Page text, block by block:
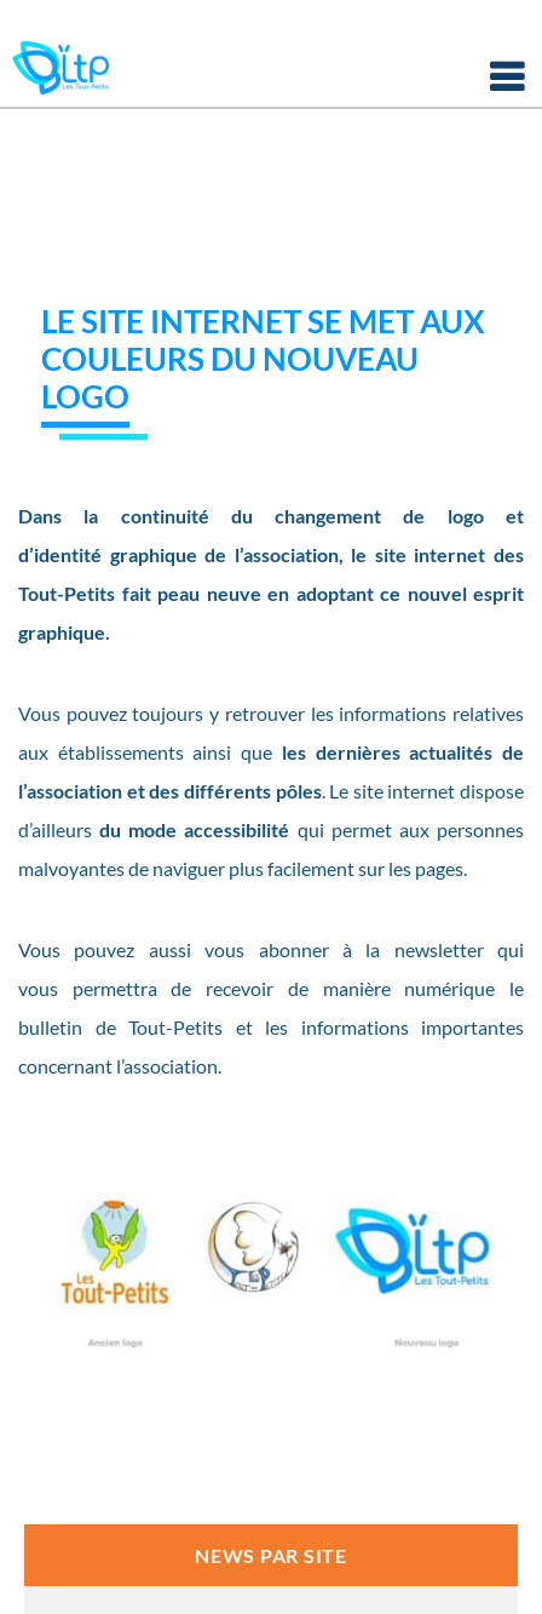
Skip
to
LE SITE INTERNET SE MET AUX
COULEURS DU NOUVEAU
LOGO
Dans la continuité du changement de logo et
d’identité graphique de l’association, le site internet des
Tout-Petits fait peau neuve en adoptant ce nouvel esprit
graphique.
Vous pouvez toujours y retrouver les informations relatives
aux établissements ainsi que les dernières actualités de
l’association et des différents pôles. Le site internet dispose
d’ailleursdu mode accessibilité qui permet aux personnes
malvoyantes de naviguer plus facilement sur les pages.
Vous pouvez aussi vous abonner à la newsletter qui
vous permettra de recevoir de manière numérique le
bulletin de Tout-Petits et les informations importantes
concernant l’association.
NEWS PAR SITE